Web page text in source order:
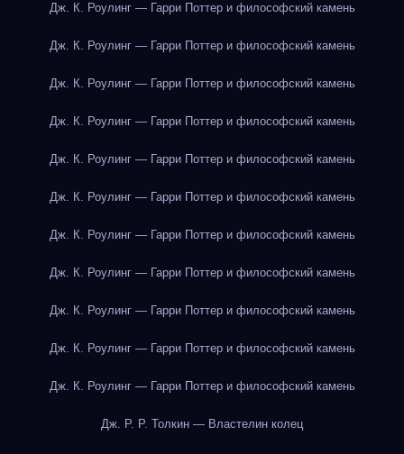
Дж. К. Роулинг — Гарри Поттер и философский камень
Дж. К. Роулинг — Гарри Поттер и философский камень
Дж. К. Роулинг — Гарри Поттер и философский камень
Дж. К. Роулинг — Гарри Поттер и философский камень
Дж. К. Роулинг — Гарри Поттер и философский камень
Дж. К. Роулинг — Гарри Поттер и философский камень
Дж. К. Роулинг — Гарри Поттер и философский камень
Дж. К. Роулинг — Гарри Поттер и философский камень
Дж. К. Роулинг — Гарри Поттер и философский камень
Дж. К. Роулинг — Гарри Поттер и философский камень
Дж. К. Роулинг — Гарри Поттер и философский камень
Дж. Р. Р. Толкин — Властелин колец